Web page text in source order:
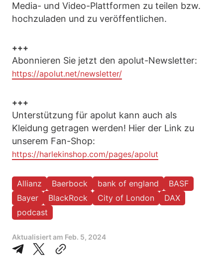
Media- und Video-Plattformen zu teilen bzw.
hochzuladen und zu veröffentlichen.
+++
Abonnieren Sie jetzt den apolut-Newsletter:
https://apolut.net/newsletter/
+++
Unterstützung für apolut kann auch als
Kleidung getragen werden! Hier der Link zu
unserem Fan-Shop:
https://harlekinshop.com/pages/apolut
Allianz Baerbock bank of england
BASF
Bayer
BlackRock City of London
DAX
podcast
Aktualisiert am Feb. 5, 2024